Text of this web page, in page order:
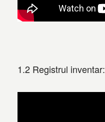
1.2 Registrul inventar: